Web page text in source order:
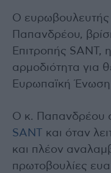
Ο
Παπανδρέου,
Επιτροπής SANT,
αρμοδιότητα για
Ευρωπαϊκή
Ο κ. Παπανδρέου
SANT
και όταν
και πλέον
πρωτοβουλίες